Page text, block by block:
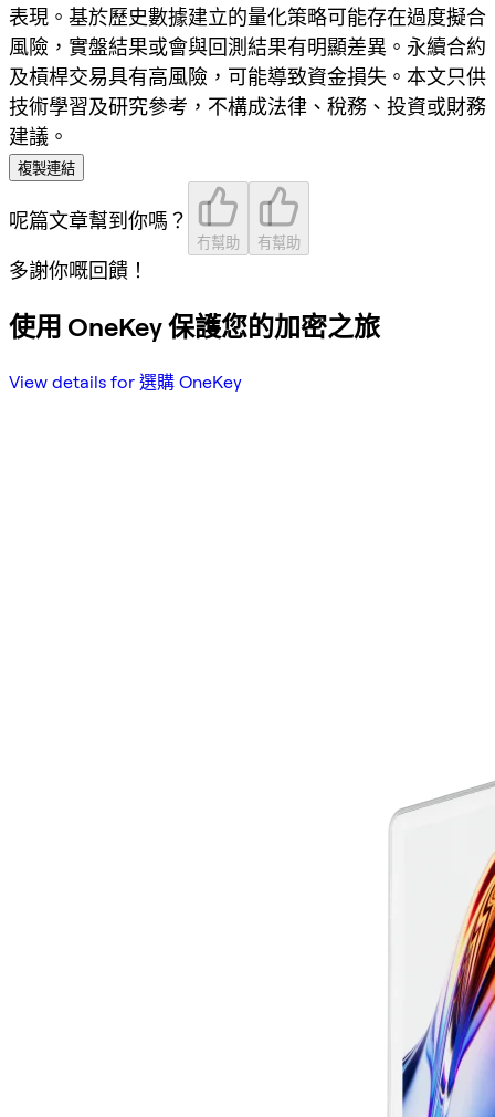
表現。基於歷史數據建立的量化策略可能存在過度擬合
風險，實盤結果或會與回測結果有明顯差異。永續合約
及槓桿交易具有高風險，可能導致資金損失。本文只供
技術學習及研究參考，不構成法律、稅務、投資或財務
建議。
複製連結
呢篇文章幫到你嗎？
冇幫助 有幫助
多謝你嘅回饋！
使用 OneKey 保護您的加密之旅
View details for 選購 OneKey